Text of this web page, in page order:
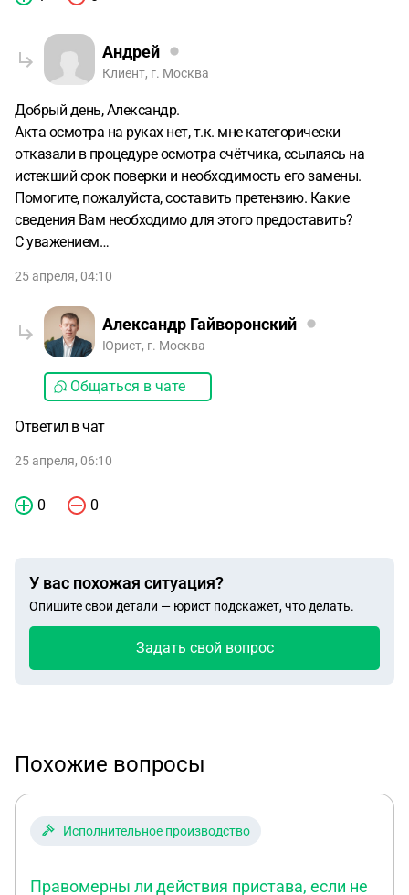
Андрей
Клиент, г. Москва
Добрый день, Александр.
Акта осмотра на руках нет, т.к. мне категорически
отказали в процедуре осмотра счётчика, ссылаясь на
истекший срок поверки и необходимость его замены.
Помогите, пожалуйста, составить претензию. Какие
сведения Вам необходимо для этого предоставить?
С уважением…
25 апреля, 04:10
Александр Гайворонский
Юрист, г. Москва
Общаться в чате
Ответил в чат
25 апреля, 06:10
0 0
У вас похожая ситуация?
Опишите свои детали — юрист подскажет, что делать.
Задать свой вопрос
Похожие вопросы
Исполнительное производство
Правомерны ли действия пристава, если не